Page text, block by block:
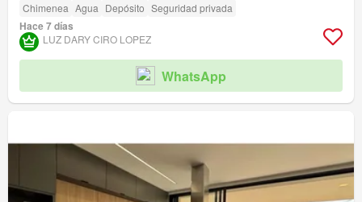
Chimenea Agua Depósito Seguridad privada
Hace 7 días
LUZ DARY CIRO LOPEZ
WhatsApp